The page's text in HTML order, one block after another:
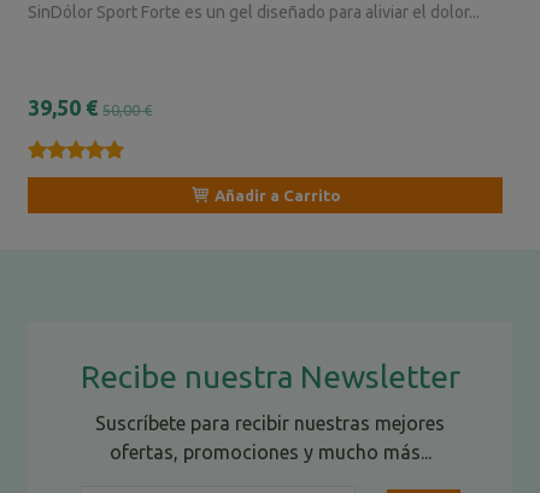
SinDólor Sport Forte es un gel diseñado para aliviar el dolor...
39,50 €50,00 €
★★★★★
★★★★★
Añadir a Carrito
Recibe nuestra Newsletter
Suscríbete para recibir nuestras mejores
ofertas, promociones y mucho más...